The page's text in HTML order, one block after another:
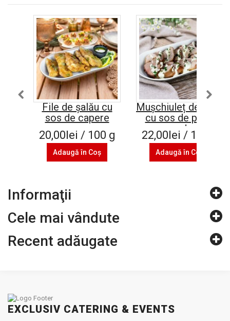
File de șalău cu
sos de capere
20,00lei / 100 g
Adaugă în Coş
Mușchiuleț de porc
cu sos de piper
verde
22,00lei / 100 g
Adaugă în Coş
Informaţii
Cele mai vândute
Recent adăugate
EXCLUSIV CATERING & EVENTS